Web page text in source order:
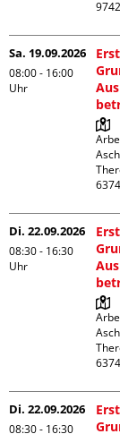
Sa. 19.09.2026
08:00 - 16:00
Uhr
Di. 22.09.2026
08:30 - 16:30
Uhr
Di. 22.09.2026
08:30 - 16:30